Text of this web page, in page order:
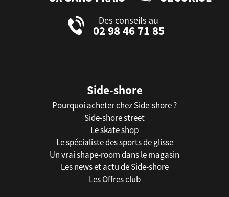
Des conseils au
02 98 46 71 85
Side-shore
Pourquoi acheter chez Side-shore ?
Side-shore street
Le skate shop
Le spécialiste des sports de glisse
Un vrai shape-room dans le magasin
Les news et actu de Side-shore
Les Offres club